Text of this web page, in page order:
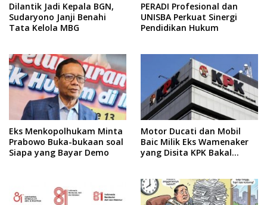
Dilantik Jadi Kepala BGN,
Sudaryono Janji Benahi
Tata Kelola MBG
PERADI Profesional dan
UNISBA Perkuat Sinergi
Pendidikan Hukum
Eks Menkopolhukam Minta
Prabowo Buka-bukaan soal
Siapa yang Bayar Demo
Motor Ducati dan Mobil
Baic Milik Eks Wamenaker
yang Disita KPK Bakal